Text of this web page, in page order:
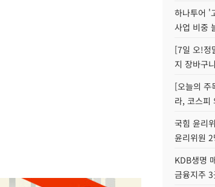
하나투어 '
사업 비중
[7일 오!정
지 장바구
[오늘의 주
라, 코스피
국힘 윤리
윤리위원 2
KDB생명
금융지주 3